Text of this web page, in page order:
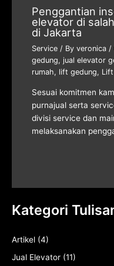
Penggantian
elevator di
di Jakarta
Service / Byveronica /
gedung, jual elevator
rumah, lift gedung, Lift
Sesuai komitmen
purnajual serta
divisi service dan
melaksanakan
Kategori
Artikel (4)
Jual Elevator (11)